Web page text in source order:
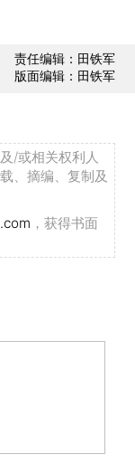
责任编辑：田铁军
版面编辑：田铁军
/或相关权利人
、摘编、复制及
，获得书面